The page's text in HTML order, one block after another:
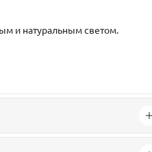
и натуральным светом.